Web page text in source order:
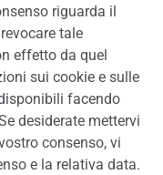
riguarda il
tale
effetto da quel
sui cookie e sulle
facendo
desiderate mettervi
consenso, vi
e la relativa data.